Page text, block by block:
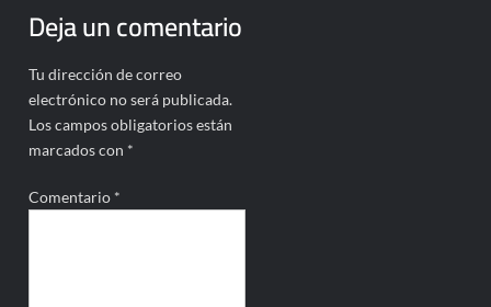
Deja un comentario
Tu dirección de correo
electrónico no será publicada.
Los campos obligatorios están
marcados con *
Comentario *